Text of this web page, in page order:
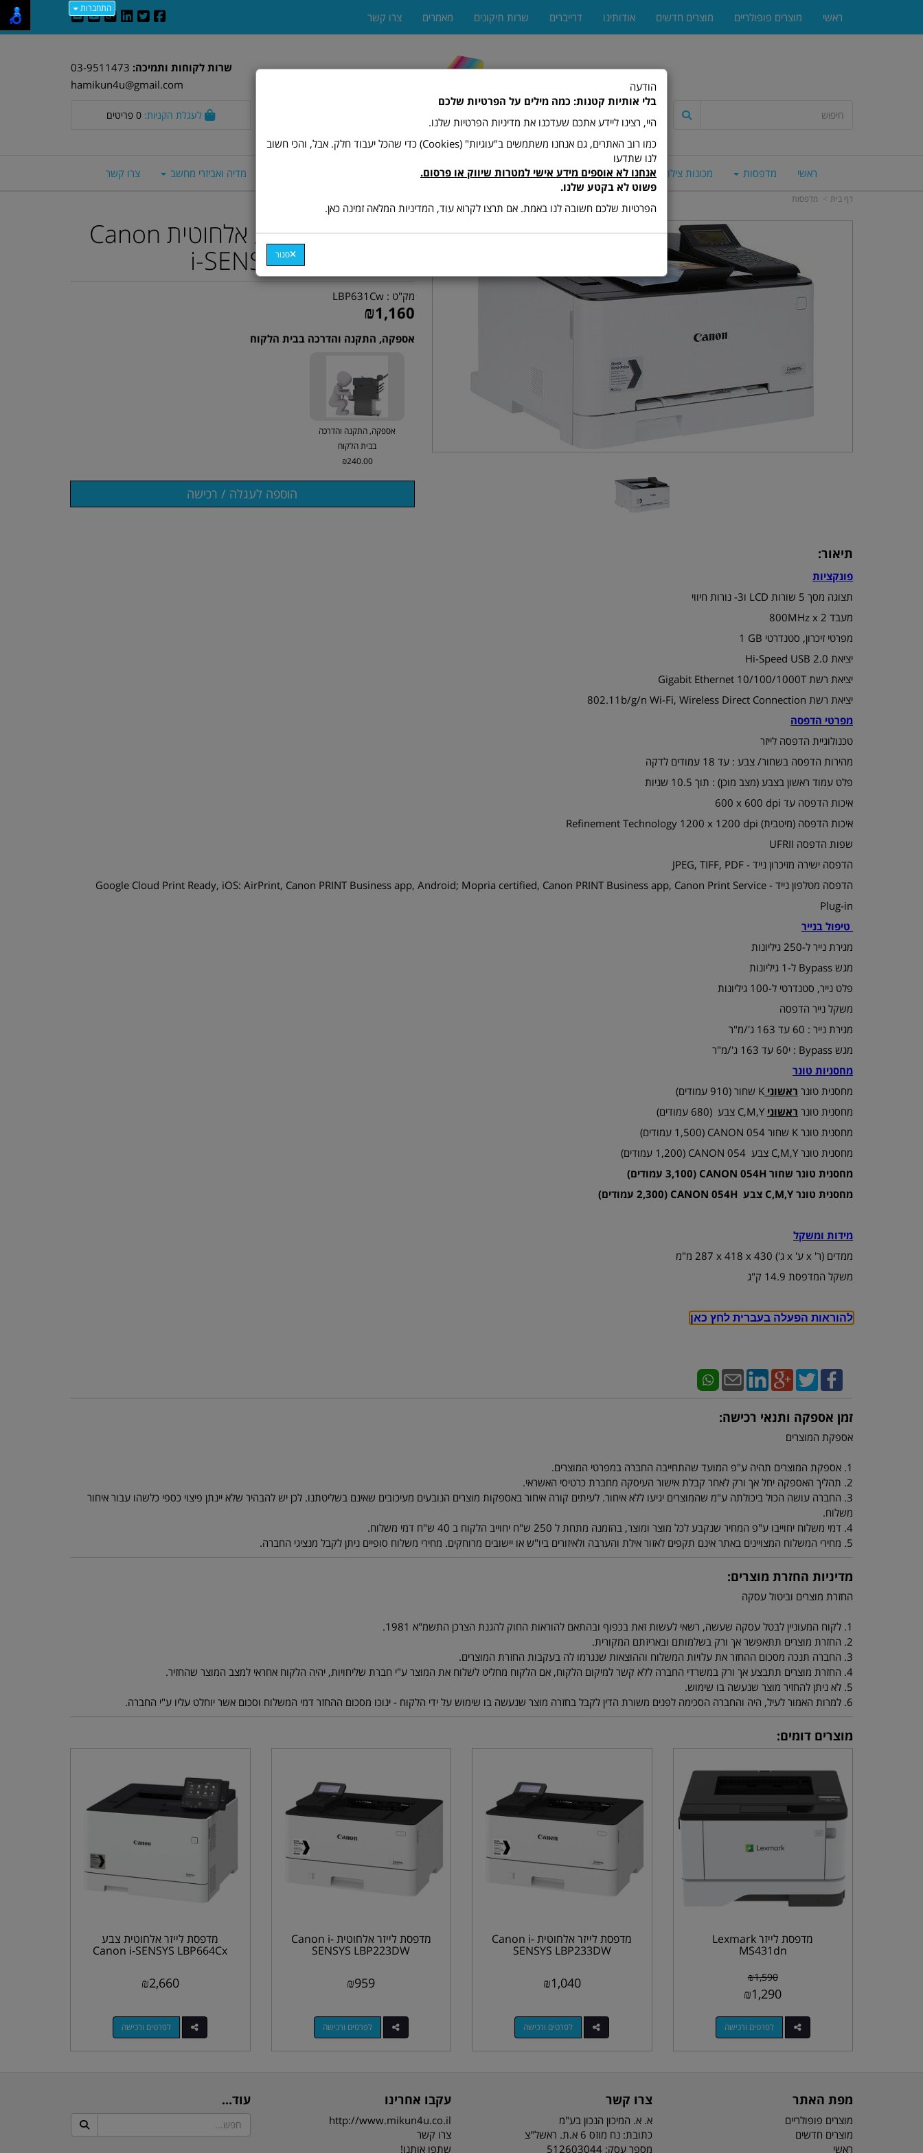
התחברות
שרות לקוחות ותמיכה: 03-9511473
hamikun4u@gmail.com
0
ראשי מדפסות מכונות צילום סורקים מגרסות מתכלים (טונרים ודיו) מדיה ואביזרי מחשב צרו קשר
ראשי מוצרים פופולריים מוצרים חדשים אודותינו דרייברים שרות תיקונים מאמרים צרו קשר
דף בית מדפסות
מדפסת לייזר צבע אלחוטית Canon
i-SENSYS LBP631Cw
מק"ט :LBP631Cw
₪1,160
אספקה, התקנה והדרכה בבית הלקוח
אספקה, התקנה והדרכה
בבית הלקוח
₪240.00
תיאור:
פונקציות
תצוגה מסך 5 שורות LCD ו3- נורות חיווי
מעבד ‎800MHz x 2‏
מפרטי זיכרון, סטנדרטי ‎1 GB
יציאת Hi-Speed USB 2.0
יציאת רשת Gigabit Ethernet 10/100/1000T‏
יציאת רשת 802.11b/g/n Wi-Fi, Wireless Direct Connection
מפרטי הדפסה
טכנולוגיית הדפסה לייזר
מהירות הדפסה בשחור/ צבע : עד 18 עמודים לדקה
פלט עמוד ראשון בצבע (מצב מוכן) : תוך 10.5 שניות
איכות הדפסה ‎עד ‎‏600‎ x 600 dpi
איכות הדפסה (מיטבית) Refinement Technology 1200‎ x 1200 dpi‏
שפות הדפסה UFRII
הדפסה ישירה מזיכרון נייד - JPEG, TIFF, PDF
הדפסה מטלפון נייד - Google Cloud Print Ready, iOS: AirPrint, Canon PRINT Business app, Android; Mopria certified, Canon PRINT Business app, Canon Print Service
Plug-in
טיפול בנייר
מגירת נייר ל-250 גיליונות
מגש Bypass ל-1 גיליונות
פלט נייר, סטנדרטי ל-‎100 גיליונות
משקל נייר הדפסה
מגירת נייר : 60 עד 163 ג'/מ"ר
מגש Bypass : י60 עד 163 ג'/מ"ר
מחסניות טונר
מחסנית טונר ראשוני K שחור (‏910 עמודים)
מחסנית טונר ראשוני
מחסנית טונר K שחור CANON 054 (‏1,500 עמודים)
מחסנית טונר C,M,Y צבע CANON 054 (‏1,200 עמודים)
מחסנית טונר שחור CANON 054H (‏3,100 עמודים)
מחסנית טונר C,M,Y צבע CANON 054H (‏2,300 עמודים)
מידות ומשקל
ממדים (ר' x ע' x ג') 430 x‏ 418 x‏ 287 מ"מ
משקל המדפסת 14.9 ק"ג
להוראות הפעלה בעברית לחץ כאן
זמן אספקה ותנאי רכישה:
אספקת המוצרים
1. אספקת המוצרים תהיה ע"פ המועד שהתחייבה החברה במפרטי המוצרים.
2. תהליך האספקה יחל אך ורק לאחר קבלת אישור העיסקה מחברת כרטיסי האשראי.
3. החברה עושה הכול ביכולתה ע"מ שהמוצרים יגיעו ללא איחור. לעיתים קורה איחור באספקות מוצרים הנובעים מעיכובים שאינם בשליטתנו. לכן יש להבהיר שלא יינתן פיצוי כספי כלשהו עבור איחור
משלוח.
4. דמי משלוח יחוייבו ע"פ המחיר שנקבע לכל מוצר ומוצר, בהזמנה מתחת ל 250 ש"ח יחוייב הלקוח ב 40 ש"ח דמי משלוח.
5. מחירי המשלוח המצויינים באתר אינם תקפים לאזור אילת והערבה ולאיזורים ביו"ש או יישובים מרוחקים. מחירי משלוח סופיים ניתן לקבל מנציגי החברה.
מדיניות החזרת מוצרים:
החזרת מוצרים וביטול עסקה
1. לקוח המעוניין לבטל עסקה שעשה, רשאי לעשות זאת בכפוף ובהתאם להוראות החוק להגנת הצרכן התשמ"א 1981.
2. החזרת מוצרים תתאפשר אך ורק בשלמותם ובאריזתם המקורית.
3. החברה תנכה מסכום ההחזר את עלויות המשלוח וההוצאות שנגרמו לה בעקבות החזרת המוצרים.
4. החזרת מוצרים תתבצע אך ורק במשרדי החברה ללא קשר למיקום הלקוח, אם הלקוח מחליט לשלוח את המוצר ע"י חברת שליחויות, יהיה הלקוח אחראי למצב המוצר שהחזיר.
5. לא ניתן להחזיר מוצר שנעשה בו שימוש.
6. למרות האמור לעיל, היה והחברה הסכימה לפנים משורת הדין לקבל בחזרה מוצר שנעשה בו שימוש על ידי הלקוח - ינוכו מסכום ההחזר דמי המשלוח וסכום אשר יוחלט עליו ע"י החברה.
מוצרים דומים:
מדפסת לייזר Lexmark
MS431dn
₪1,590
₪1,290
לפרטים ורכישה
מדפסת לייזר אלחוטית Canon i-
SENSYS LBP233DW
₪1,040
לפרטים ורכישה
מדפסת לייזר אלחוטית Canon i-
SENSYS LBP223DW
₪959
לפרטים ורכישה
מדפסת לייזר אלחוטית צבע
Canon i-SENSYS LBP664Cx
₪2,660
לפרטים ורכישה
מפת האתר
מוצרים פופולריים
מוצרים חדשים
ראשי
צרו קשר
א. א. המיכון הנכון בע"מ
כתובת: נח מוזס 6 א.ת. ראשל"צ
מספר עסק: 512603044
עקבו אחרינו
http://www.mikun4u.co.il
צרו קשר
שתפו אותנו!
עוד...
הודעה
בלי אותיות קטנות: כמה מילים על הפרטיות שלכם
היי, רצינו ליידע אתכם שעדכנו את מדיניות הפרטיות שלנו.
כמו רוב האתרים, גם אנחנו משתמשים ב"עוגיות" (Cookies) כדי שהכל יעבוד חלק. אבל, והכי חשוב
לנו שתדעו
אנחנו לא אוספים מידע אישי למטרות שיווק או פרסום.
פשוט לא בקטע שלנו.
הפרטיות שלכם חשובה לנו באמת. אם תרצו לקרוא עוד, המדיניות המלאה זמינה כאן.
סגור